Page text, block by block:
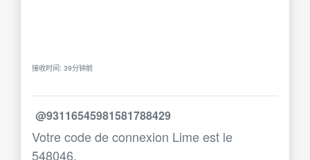
接收时间: 39分钟前
@93116545981581788429
Votre code de connexion Lime est le
548046.